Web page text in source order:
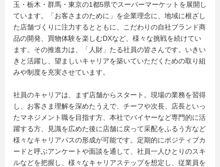
玉・栃木・群馬・東京の1都5県でスーパーマーケットを展開し
ています。「お客さまのために」を企業理念に、地域に根ざし
た店舗づくりに注力するとともに、こだわりの自社ブランド商
品の開発、買物体験を楽しむDXなど、様々な挑戦を続けてい
ます。その推進力は、「人財」たる社員の皆さんです。いきい
きと活躍し、望ましいキャリアを築いていただくための取り組
みや制度を充実させています。
社員のキャリアは、まず店舗からスタート。現場の業務を習得
し、お客さま理解を深めたうえで、チーフや次長、店長といっ
たマネジメント職を目指す方、本社でバイヤーなど専門的に活
躍する方、見識を広めた後に店舗に戻って采配をふるう方など
様々なキャリアパスの形成が可能です。定期的にポジティブカ
ードと呼ぶアンケートや面談を通して、社員一人ひとりのスキ
ルなどを把握し、様々なキャリアステップを想定し、従業員を